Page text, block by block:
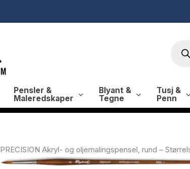
search
Pensler &
Maleredskaper
Blyant &
Tegne
Tusj &
Penn
PRECISION Akryl- og oljemalingspensel, rund –